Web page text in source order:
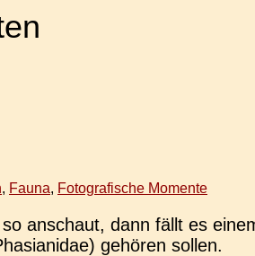
, Fauna, Fotografische Momente
anschaut, dann fällt es
gehö­ren sollen.